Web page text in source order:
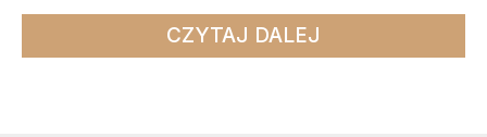
CZYTAJ DALEJ